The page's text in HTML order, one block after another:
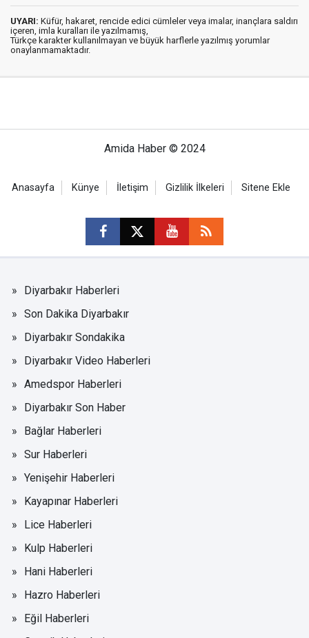
UYARI: Küfür, hakaret, rencide edici cümleler veya imalar, inançlara saldırı
içeren, imla kuralları ile yazılmamış,
Türkçe karakter kullanılmayan ve büyük harflerle yazılmış yorumlar
onaylanmamaktadır.
Amida Haber © 2024
Anasayfa Künye İletişim Gizlilik İlkeleri Sitene Ekle
Diyarbakır Haberleri
Son Dakika Diyarbakır
Diyarbakır Sondakika
Diyarbakır Video Haberleri
Amedspor Haberleri
Diyarbakır Son Haber
Bağlar Haberleri
Sur Haberleri
Yenişehir Haberleri
Kayapınar Haberleri
Lice Haberleri
Kulp Haberleri
Hani Haberleri
Hazro Haberleri
Eğil Haberleri